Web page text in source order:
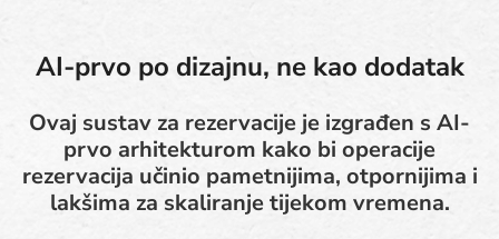
AI-prvo po dizajnu, ne kao dodatak
Ovaj sustav za rezervacije je izgrađen s AI-
prvo arhitekturom kako bi operacije
rezervacija učinio pametnijima, otpornijima i
lakšima za skaliranje tijekom vremena.